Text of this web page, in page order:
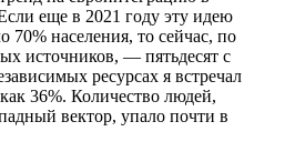
еще в 2021 году эту идею
70% населения, то сейчас, по
источников, — пятьдесят с
ресурсах я встречал
36%. Количество людей,
вектор, упало почти в